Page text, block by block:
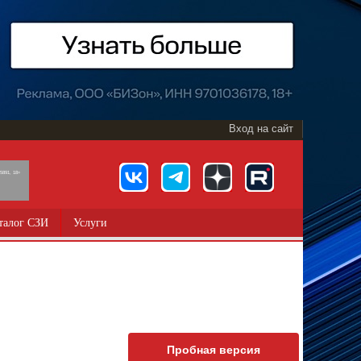
Вход на сайт
18+
СЗИ Услуги
Пробная версия